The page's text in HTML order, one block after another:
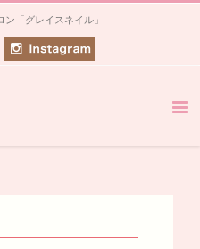
「グレイスネイル」